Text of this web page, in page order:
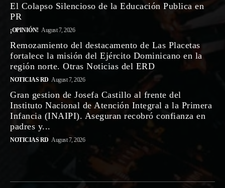
El Colapso Silencioso de la Educación Publica en
PR
¡OPINIÓN! August 7, 2026
Remozamiento del destacamento de Las Placetas
fortalece la misión del Ejército Dominicano en la
región norte. Otras Noticias del ERD
NOTICIAS RD August 7, 2026
Gran gestion de Josefa Castillo al frente del
Instituto Nacional de Atención Integral a la Primera
Infancia (INAIPI). Aseguran recobró confianza en
padres y...
NOTICIAS RD August 7, 2026